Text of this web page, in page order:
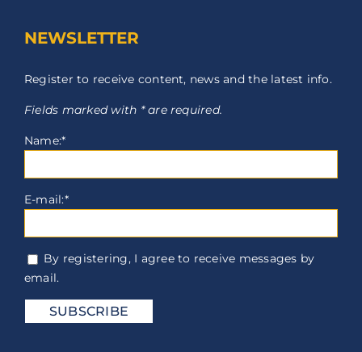
NEWSLETTER
Register to receive content, news and the latest info.
Fields marked with * are required.
Name:*
E-mail:*
By registering, I agree to receive messages by
email.